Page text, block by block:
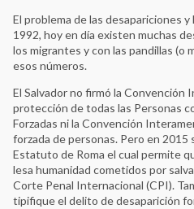
El problema de las desapariciones
1992, hoy en día existen muchas
los migrantes y con las pandillas (o
esos números.
El Salvador no firmó la Convención
protección de todas las Personas
Forzadas ni la Convención
forzada de personas. Pero en 2015
Estatuto de Roma el cual permite
lesa humanidad cometidos por
Corte Penal Internacional (CPI).
tipifique el delito de desaparición